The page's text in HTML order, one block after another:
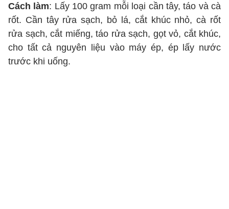
Cách làm: Lấy 100 gram mỗi loại cần tây, táo và cà
rốt. Cần tây rửa sạch, bỏ lá, cắt khúc nhỏ, cà rốt
rửa sạch, cắt miếng, táo rửa sạch, gọt vỏ, cắt khúc,
cho tất cả nguyên liệu vào máy ép, ép lấy nước
trước khi uống.